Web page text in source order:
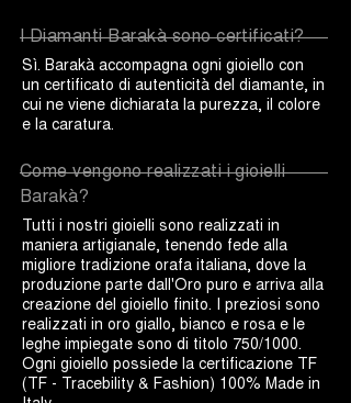
I Diamanti Barakà sono certificati?
Sì. Barakà accompagna ogni gioiello con
un certificato di autenticità del diamante, in
cui ne viene dichiarata la purezza, il colore
e la caratura.
Come vengono realizzati i gioielli
Barakà?
Tutti i nostri gioielli sono realizzati in
maniera artigianale, tenendo fede alla
migliore tradizione orafa italiana, dove la
produzione parte dall'Oro puro e arriva alla
creazione del gioiello finito. I preziosi sono
realizzati in oro giallo, bianco e rosa e le
leghe impiegate sono di titolo 750/1000.
Ogni gioiello possiede la certificazione TF
(TF - Tracebility & Fashion) 100% Made in